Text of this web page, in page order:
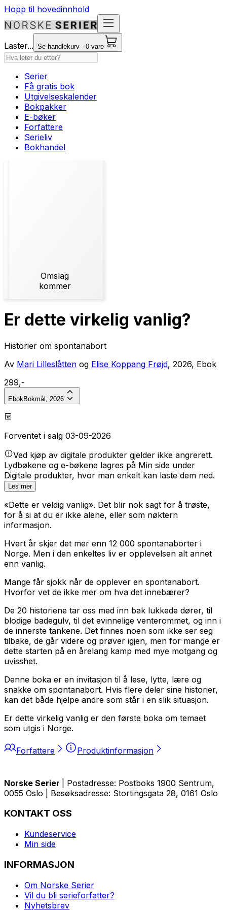
Hopp til hovedinnhold
Laster... Se handlekurv - 0 vare
Serier
Få gratis bok
Utgivelseskalender
Bokpakker
E-bøker
Forfattere
Serieliv
Bokhandel
Omslag
kommer
Er dette virkelig vanlig?
Historier om spontanabort
Av Mari Lilleslåtten og Elise Koppang Frøjd, 2026, Ebok
299,-
EbokBokmål, 2026
Forventet i salg 03-09-2026
Ved kjøp av digitale produkter gjelder ikke angrerett.
Lydbøkene og e-bøkene lagres på Min side under
Digitale produkter, hvor man enkelt kan laste dem ned.
Les mer
«Dette er veldig vanlig». Det blir nok sagt for å trøste,
for å si at du er ikke alene, eller som nøktern
informasjon.
Hvert år skjer det mer enn 12 000 spontanaborter i
Norge. Men i den enkeltes liv er opplevelsen alt annet
enn vanlig.
Mange får sjokk når de opplever en spontanabort.
Hvorfor vet de ikke mer om hva det innebærer?
De 20 historiene tar oss med inn bak lukkede dører, til
blodige badegulv, til det evinnelige venterommet, og inn i
de innerste tankene. Det finnes noen som ikke ser seg
tilbake, de går videre og prøver igjen, men for mange er
dette starten på en årelang kamp med mye motgang og
uvisshet.
Denne boka er en invitasjon til å lese, lytte, lære og
snakke om spontanabort. Hvis flere deler sine historier,
kan det både hjelpe andre som står i en slik situasjon.
Er dette virkelig vanlig er den første boka om temaet
som utgis i Norge.
Forfattere Produktinformasjon
Norske Serier
| Postadresse: Postboks 1900 Sentrum,
0055 Oslo | Besøksadresse: Stortingsgata 28, 0161 Oslo
KONTAKT OSS
Kundeservice
Min side
INFORMASJON
Om Norske Serier
Vil du bli serieforfatter?
Nyhetsbrev